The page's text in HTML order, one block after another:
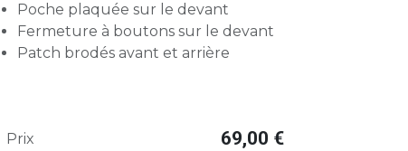
Poche plaquée sur le devant
Fermeture à boutons sur le devant
Patch brodés avant et arrière
Prix 69,00 €